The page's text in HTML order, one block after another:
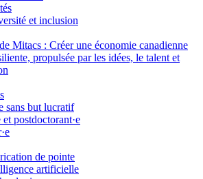
et inclusion
Mitacs : Créer une économie canadienne
propulsée par les idées, le talent et
sans but lucratif
et postdoctorant·e
de pointe
artificielle